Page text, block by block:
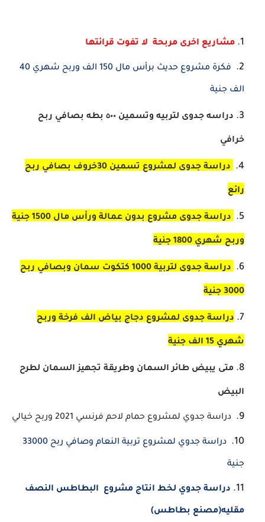
مشاريع اخرى مربحة لا تفوت قرائتها
فكرة مشروع حديث برأس مال 150 الف وربح شهري 40
الف جنية
دراسه جدوى لتربيه وتسمين ٥٠٠ بطه بصافي ربح
خرافي
دراسة جدوى لمشروع تسمين 30خروف بصافي ربح
رائع
دراسة جدوى مشروع بدون عمالة ورأس مال 1500 جنية
وربح شهري 1800 جنية
دراسة جدوى لتربية 1000 كتكوت سمان وبصافي ربح
3000 جنية
دراسة جدوى لمشروع دجاج بياض الف فرخة وربح
شهري 15 الف جنية
متى يبيض طائر السمان وطريقة تجهيز السمان لطرح
البيض
دراسة جدوي لمشروع حمام لاحم فرنسي 2021 وربح خيالي
دراسة جدوي لمشروع تربية النعام وصافي ربح 33000
جنية
دراسة جدوي لخط انتاج مشروع البطاطس النصف
مقليه(مصنع بطاطس)